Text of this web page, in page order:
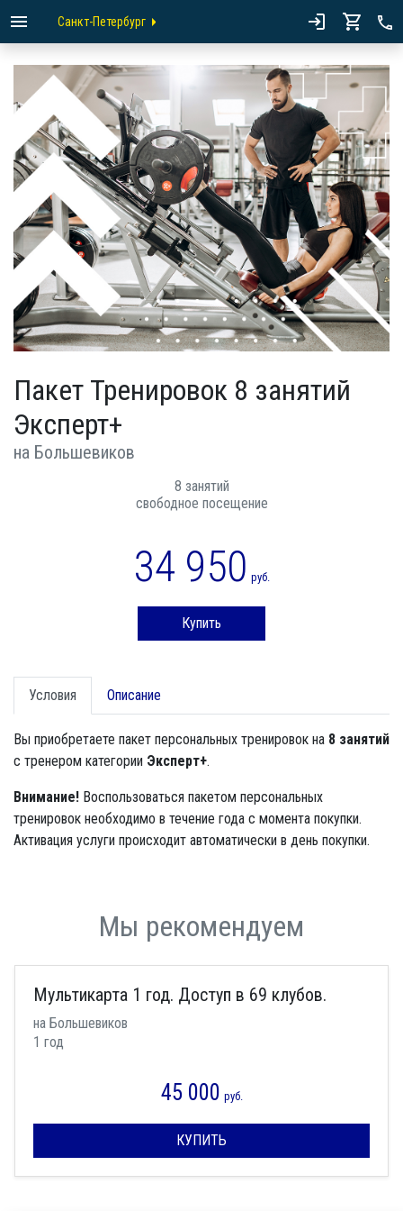
Санкт-Петербург
Пакет Тренировок 8 занятий
Эксперт+
на Большевиков
8 занятий
свободное посещение
34 950 руб.
Купить
Условия Описание
Вы приобретаете пакет персональных тренировок на 8 занятий
с тренером категории Эксперт+.
Внимание! Воспользоваться пакетом персональных
тренировок необходимо в течение года с момента покупки.
Активация услуги происходит автоматически в день покупки.
Мы рекомендуем
Мультикарта 1 год. Доступ в 69 клубов.
на Большевиков
1 год
45 000 руб.
КУПИТЬ